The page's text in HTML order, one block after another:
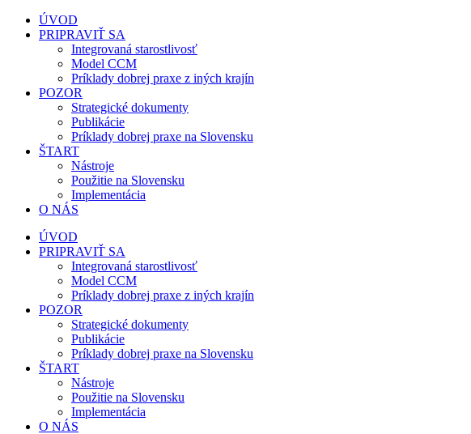
PreskočiťÚVOD
PRIPRAVIŤ SA
Integrovaná starostlivosť
Model CCM
Príklady dobrej praxe z iných krajín
POZOR
Strategické dokumenty
Publikácie
Príklady dobrej praxe na Slovensku
ŠTART
Nástroje
Použitie na Slovensku
Implementácia
O NÁS
ÚVOD
PRIPRAVIŤ SA
Integrovaná starostlivosť
Model CCM
Príklady dobrej praxe z iných krajín
POZOR
Strategické dokumenty
Publikácie
Príklady dobrej praxe na Slovensku
ŠTART
Nástroje
Použitie na Slovensku
Implementácia
O NÁS